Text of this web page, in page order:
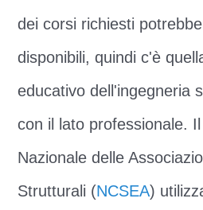
dei corsi richiesti
disponibili, quindi c'è
educativo dell'ingegneria
con il lato professionale.
Nazionale delle
Strutturali (NCSEA)